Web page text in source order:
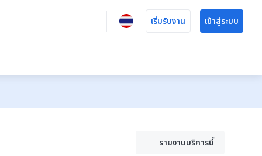
เริ่มรับงาน เข้าสู่ระบบ
รายงานบริการนี้